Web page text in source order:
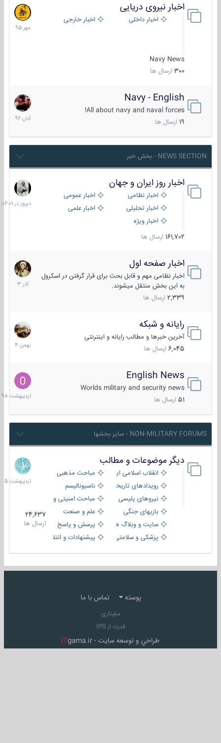
اخبار نیروی دریایی
اخبار داخلی اخبار خارجی
Navy News
300 ارسال ها
27
مهر
1395
Navy - English
All about navy and naval forces!
ارسال ها
22
آبان
1392
NEWS SECTION - بخش خبر
اخبار روز ایران و جهان
اخبار نظامی
اخبار عمومی
اخبار تحلیلی
اخبار علمی
اخبار ویژه
161,702 ارسال ها
دیروز
در
06:01
اخبار صفحه اول
اخبار نظامی مهم و قابل بحث برای قرار گرفتن در اسکرول
به این بخش منتقل میشوند.
2,339 ارسال ها
7
آذر
1403
رایانه و شبکه
آخرین خبرها و مطالب رایانه و اینترنتی
6,045 ارسال ها
30
بهمن
1404
English News
Worlds military and security news
51 ارسال ها
10
1398
NON-MILITARY FORUMS - سایر بخشها
دیگر موضوعات و مطالب
انقلاب اسلامی ایران
مباحث مذهبی
رویدادهای تاریخی و مذهبیناسیونالیسم
نیروهای پلیسی
مباحث امنیتی و اطلاعاتی
بازیهای جنگی
علم و صنعت
سایت و وبلاگ ها
پرسش و پاسخ
پزشکی و سلامتی
پیشنهادات و انتقادات
24,637
ارسال ها
8
1405
پوسته تماس با ما
میلیتاری
قدرت از IPS
طراحي و توسعه سايت - iTgama.ir